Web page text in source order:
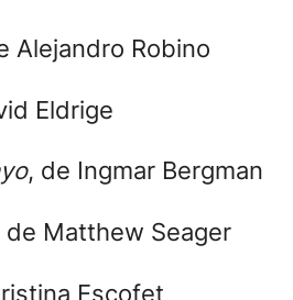
Alejandro Robino
Eldrige
, de Ingmar Bergman
de Matthew Seager
Escofet